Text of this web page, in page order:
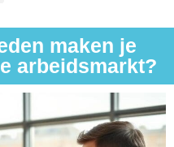
maken je
arbeidsmarkt?